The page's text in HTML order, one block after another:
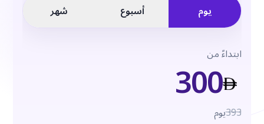
يوم أسبوع شهر
ابتداءً من300393يوم